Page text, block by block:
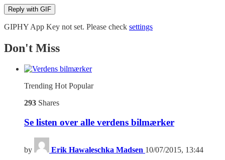
Reply with GIF
GIPHY App Key not set. Please check settings
Don't Miss
Trending HotPopular
293 Shares
Se listen over alle verdens bilmærker
by Erik Hawaleschka Madsen 10/07/2015, 13:44